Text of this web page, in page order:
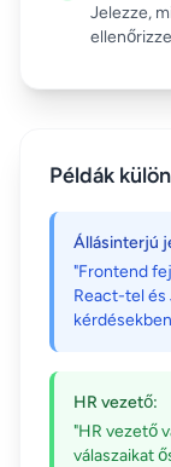
Jelezze,
Példák
Állásinterjú
"Frontend
React-tel
HR vezető:
"HR vezető
válaszaikat